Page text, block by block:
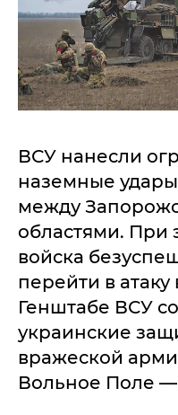
ВСУ нанесли
наземные
между
областями. При
войска
перейти в
Генштабе ВСУ
украинские
вражеской
Вольное Поле